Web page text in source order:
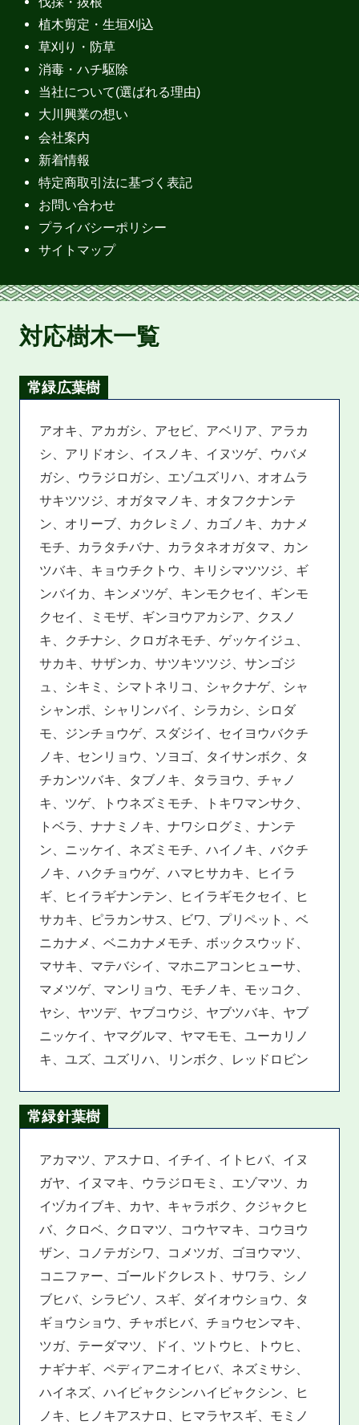
植木剪定・生垣刈込
草刈り・防草
消毒・ハチ駆除
当社について(選ばれる理由)
大川興業の想い
会社案内
新着情報
特定商取引法に基づく表記
お問い合わせ
プライバシーポリシー
サイトマップ
対応樹木一覧
常緑広葉樹
アオキ、アカガシ、アセビ、アベリア、アラカ
シ、アリドオシ、イスノキ、イヌツゲ、ウバメ
ガシ、ウラジロガシ、エゾユズリハ、オオムラ
サキツツジ、オガタマノキ、オタフクナンテ
ン、オリーブ、カクレミノ、カゴノキ、カナメ
モチ、カラタチバナ、カラタネオガタマ、カン
ツバキ、キョウチクトウ、キリシマツツジ、ギ
ンバイカ、キンメツゲ、キンモクセイ、ギンモ
クセイ、ミモザ、ギンヨウアカシア、クスノ
キ、クチナシ、クロガネモチ、ゲッケイジュ、
サカキ、サザンカ、サツキツツジ、サンゴジ
ュ、シキミ、シマトネリコ、シャクナゲ、シャ
シャンポ、シャリンバイ、シラカシ、シロダ
モ、ジンチョウゲ、スダジイ、セイヨウバクチ
ノキ、センリョウ、ソヨゴ、タイサンボク、タ
チカンツバキ、タブノキ、タラヨウ、チャノ
キ、ツゲ、トウネズミモチ、トキワマンサク、
トベラ、ナナミノキ、ナワシログミ、ナンテ
ン、ニッケイ、ネズミモチ、ハイノキ、バクチ
ノキ、ハクチョウゲ、ハマヒサカキ、ヒイラ
ギ、ヒイラギナンテン、ヒイラギモクセイ、ヒ
サカキ、ピラカンサス、ビワ、プリペット、ベ
ニカナメ、ベニカナメモチ、ボックスウッド、
マサキ、マテバシイ、マホニアコンヒューサ、
マメツゲ、マンリョウ、モチノキ、モッコク、
ヤシ、ヤツデ、ヤブコウジ、ヤブツバキ、ヤブ
ニッケイ、ヤマグルマ、ヤマモモ、ユーカリノ
キ、ユズ、ユズリハ、リンボク、レッドロビン
常緑針葉樹
アカマツ、アスナロ、イチイ、イトヒバ、イヌ
ガヤ、イヌマキ、ウラジロモミ、エゾマツ、カ
イヅカイブキ、カヤ、キャラボク、クジャクヒ
バ、クロベ、クロマツ、コウヤマキ、コウヨウ
ザン、コノテガシワ、コメツガ、ゴヨウマツ、
コニファー、ゴールドクレスト、サワラ、シノ
ブヒバ、シラビソ、スギ、ダイオウショウ、タ
ギョウショウ、チャボヒバ、チョウセンマキ、
ツガ、テーダマツ、ドイ、ツトウヒ、トウヒ、
ナギナギ、ペディアニオイヒバ、ネズミサシ、
ハイネズ、ハイビャクシンハイビャクシン、ヒ
ノキ、ヒノキアスナロ、ヒマラヤスギ、モミノ